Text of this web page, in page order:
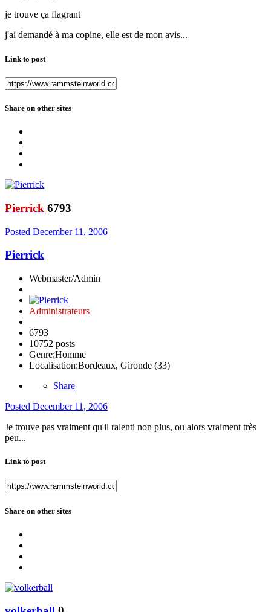
je trouve ça flagrant
j'ai demandé à ma copine, elle est de mon avis...
Link to post
Share on other sites
Pierrick 6793
Posted December 11, 2006
Pierrick
Webmaster/Admin
Administrateurs
6793
10752 posts
Genre:Homme
Localisation:Bordeaux, Gironde (33)
Share
Posted December 11, 2006
Je trouve pas vraiment qu'il ralenti non plus, ou alors vraiment très
peu...
Link to post
Share on other sites